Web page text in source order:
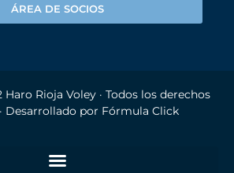
ÁREA DE SOCIOS
Haro Rioja Voley· Todos los derechos
Desarrollado por Fórmula Click